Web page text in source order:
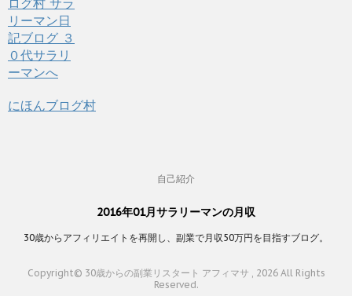
にほんブログ村
自己紹介
2016年01月サラリーマンの月収
30歳からアフィリエイトを再開し、副業で月収50万円を目指すブログ。
Copyright© 30歳からの副業リスタート アフィマサ , 2026 All Rights
Reserved.